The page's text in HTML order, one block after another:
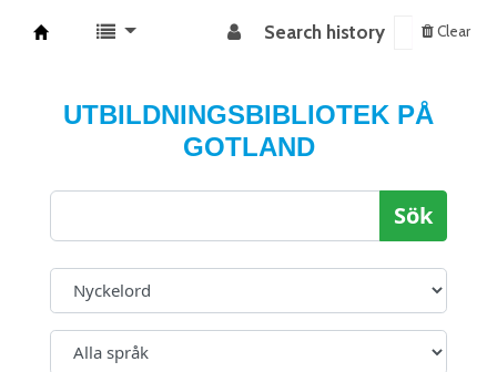
Search history Clear
UTBILDNINGSBIBLIOTEK PÅ
GOTLAND
Sök